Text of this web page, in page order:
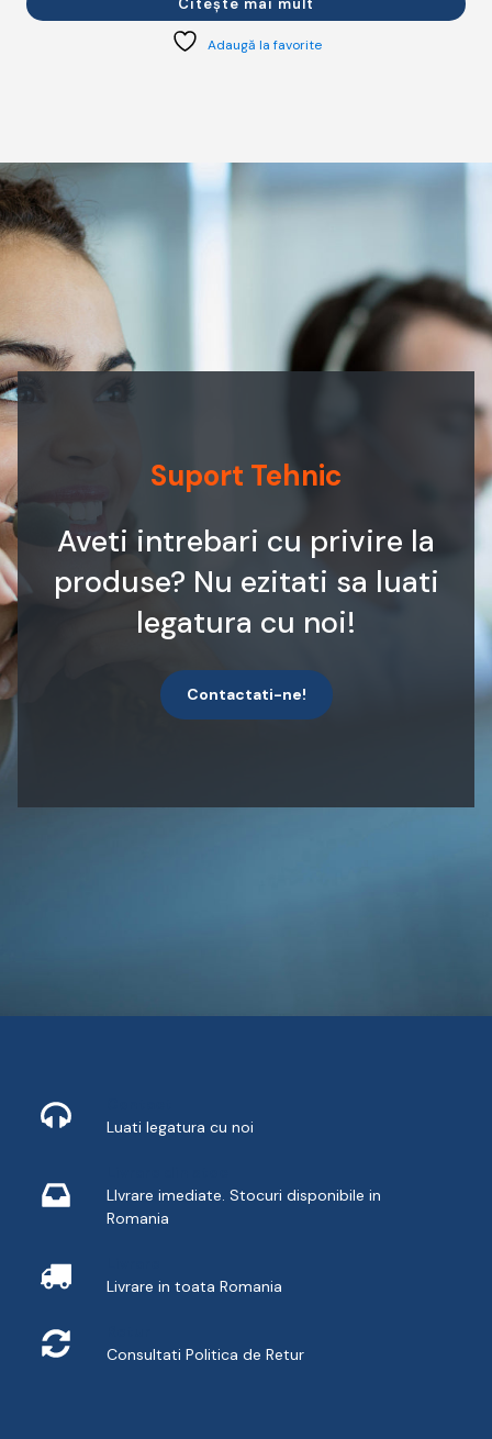
Adaugă la favorite
Suport Tehnic
Aveti intrebari cu privire la
produse? Nu ezitati sa luati
legatura cu noi!
Contactati-ne!
Luati legatura cu noi
LIvrare imediate. Stocuri disponibile in
Romania
Livrare in toata Romania
Consultati Politica de Retur